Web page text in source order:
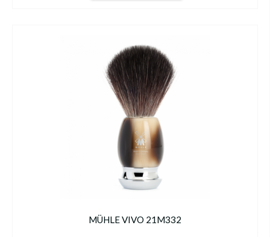
MÜHLE VIVO 21M332